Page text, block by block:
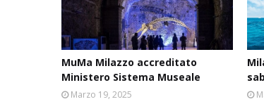
MuMa Milazzo accreditato
Ministero Sistema Museale
Marzo 19, 2025